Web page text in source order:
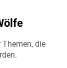
Themen, die